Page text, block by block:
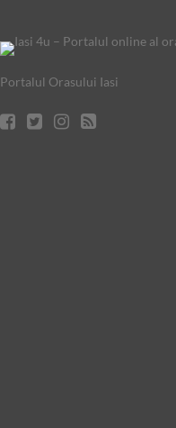
Portalul Orasului Iasi